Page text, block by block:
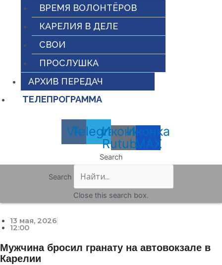
ВРЕМЯ ВОЛОНТЁРОВ
КАРЕЛИЯ В ДЕЛЕ
СВОИ
ПРОСЛУШКА
АРХИВ ПЕРЕДАЧ
ТЕЛЕПРОГРАММА
Vk
Telegram
Иконка
Rutube
Иконка
MAX
Search
Search
Close this search box.
13 мая, 2026
12:00
Мужчина бросил гранату на автовокзале в
Карелии